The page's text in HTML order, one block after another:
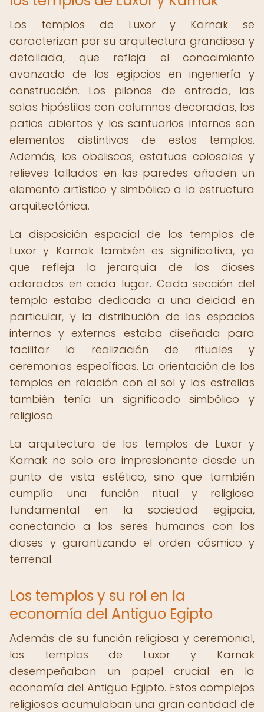
Los templos de Luxor y Karnak se
caracterizan por su arquitectura grandiosa y
detallada, que refleja el conocimiento
avanzado de los egipcios en ingeniería y
construcción. Los pilonos de entrada, las
salas hipóstilas con columnas decoradas, los
patios abiertos y los santuarios internos son
elementos distintivos de estos templos.
Además, los obeliscos, estatuas colosales y
relieves tallados en las paredes añaden un
elemento artístico y simbólico a la estructura
arquitectónica.
La disposición espacial de los templos de
Luxor y Karnak también es significativa, ya
que refleja la jerarquía de los dioses
adorados en cada lugar. Cada sección del
templo estaba dedicada a una deidad en
particular, y la distribución de los espacios
internos y externos estaba diseñada para
facilitar la realización de rituales y
ceremonias específicas. La orientación de los
templos en relación con el sol y las estrellas
también tenía un significado simbólico y
religioso.
La arquitectura de los templos de Luxor y
Karnak no solo era impresionante desde un
punto de vista estético, sino que también
cumplía una función ritual y religiosa
fundamental en la sociedad egipcia,
conectando a los seres humanos con los
dioses y garantizando el orden cósmico y
terrenal.
Los templos y su rol en la
economía del Antiguo Egipto
Además de su función religiosa y ceremonial,
los templos de Luxor y Karnak
desempeñaban un papel crucial en la
economía del Antiguo Egipto. Estos complejos
religiosos acumulaban una gran cantidad de